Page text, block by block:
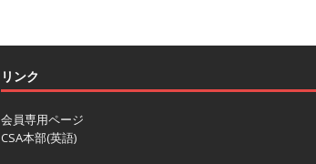
リンク
会員専用ページ
CSA本部(英語)